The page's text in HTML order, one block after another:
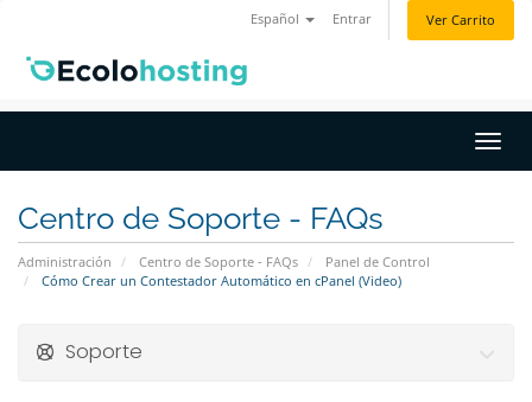
Español Entrar Ver Carrito
Centro de Soporte - FAQs
Administración Centro de Soporte - FAQs
Panel de Control
Cómo Crear un Contestador Automático en cPanel (Video)
Soporte